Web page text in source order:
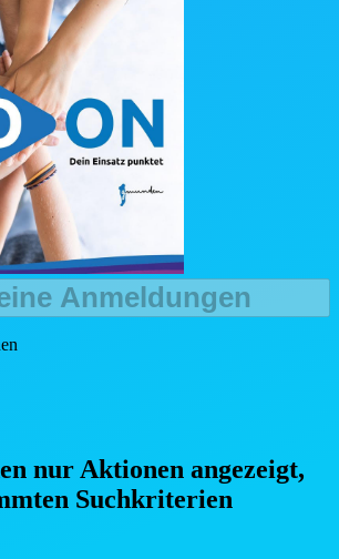
Anmeldungen
nur Aktionen angezeigt,
Suchkriterien